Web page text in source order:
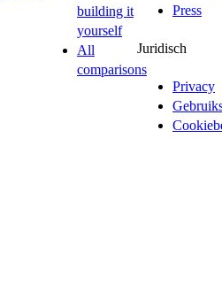
building it
yourself
All
comparisons
Press
Juridisch
Privacy